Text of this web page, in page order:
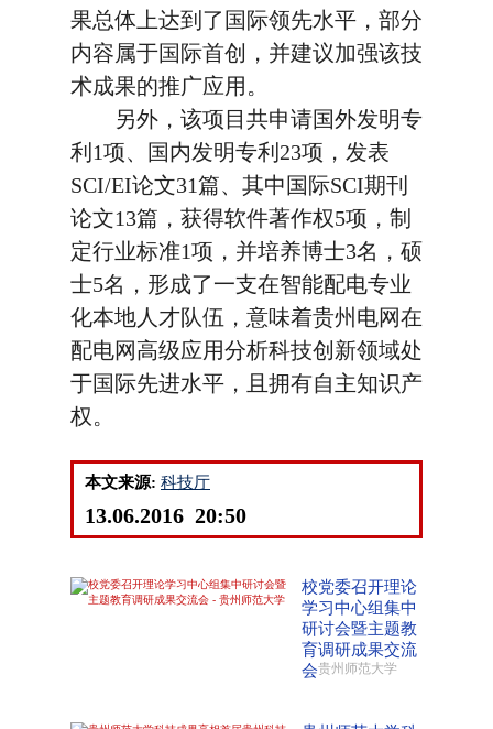
果总体上达到了国际领先水平，部分
内容属于国际首创，并建议加强该技
术成果的推广应用。
另外，该项目共申请国外发明专
利1项、国内发明专利23项，发表
SCI/EI论文31篇、其中国际SCI期刊
论文13篇，获得软件著作权5项，制
定行业标准1项，并培养博士3名，硕
士5名，形成了一支在智能配电专业
化本地人才队伍，意味着贵州电网在
配电网高级应用分析科技创新领域处
于国际先进水平，且拥有自主知识产
权。
本文来源: 科技厅
13.06.2016 20:50
校党委召开理论
学习中心组集中
研讨会暨主题教
育调研成果交流
会贵州师范大学